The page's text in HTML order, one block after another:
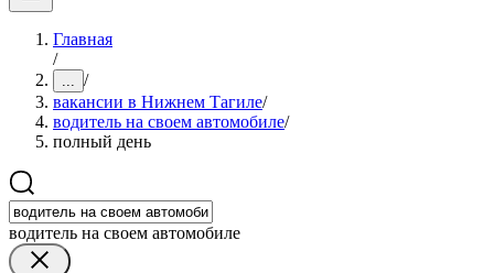
Главная
/
... /
вакансии в Нижнем Тагиле/
водитель на своем автомобиле/
полный день
водитель на своем автомобиле